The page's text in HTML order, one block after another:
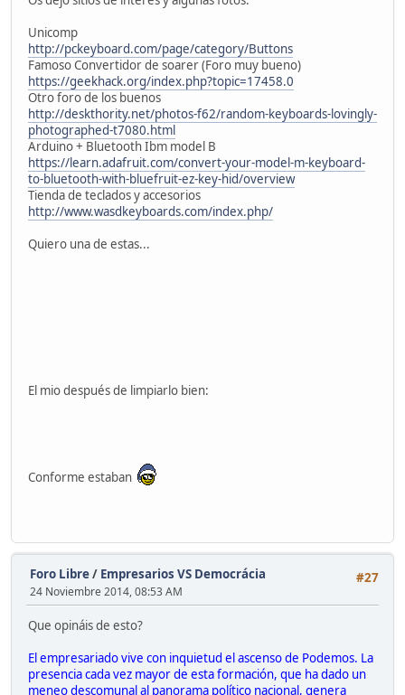
Unicomp
http://pckeyboard.com/page/category/Buttons
Famoso Convertidor de soarer (Foro muy bueno)
https://geekhack.org/index.php?topic=17458.0
Otro foro de los buenos
http://deskthority.net/photos-f62/random-keyboards-lovingly-
photographed-t7080.html
Arduino + Bluetooth Ibm model B
https://learn.adafruit.com/convert-your-model-m-keyboard-
to-bluetooth-with-bluefruit-ez-key-hid/overview
Tienda de teclados y accesorios
http://www.wasdkeyboards.com/index.php/
Quiero una de estas...
El mio después de limpiarlo bien:
Conforme estaban
#27
Foro Libre/ Empresarios VS Democrácia
24 Noviembre 2014, 08:53 AM
Que opináis de esto?
El empresariado vive con inquietud el ascenso de Podemos. La
presencia cada vez mayor de esta formación, que ha dado un
meneo descomunal al panorama político nacional, genera